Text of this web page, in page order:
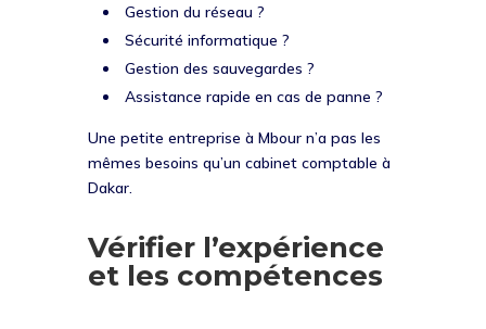
Gestion du réseau ?
Sécurité informatique ?
Gestion des sauvegardes ?
Assistance rapide en cas de panne ?
Une petite entreprise à Mbour n’a pas les
mêmes besoins qu’un cabinet comptable à
Dakar.
Vérifier l’expérience
et les compétences